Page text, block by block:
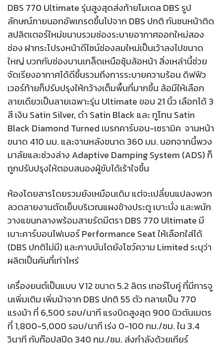
DBS 770 Ultimate รุ่นสูงสุดส่งท้ายโมเดล DBS รูป
ลักษณ์ภายนอกอัพเกรดขึ้นไปจาก DBS ปกติ กันชนหน้าติด
สปลิตเตอร์ใหม่ขนาบรวมช่องระบายอากาศออกใหม่สอง
ช่อง ฝากระโปรงหน้าดีไซน์ช่องลมใหม่เป็นเว้าลงไปขนาด
ใหญ่ บวกกับช่องบานเกล็ดเหนือซุ้มล้อหน้า สิ่งเหล่านี้ช่วย
จัดเรียงอากาศได้ดีขึ้นรวมถึงการระบายความร้อน ดิฟฟิว
เวอร์ท้ายก็ปรับปรุงให้กว้างเต็มพื้นที่มากขึ้น ล้อมีให้เลือก
ลายเดียวเป็นลายเฉพาะรุ่น Ultimate ขอบ 21 นิ้ว เลือกได้ 3
สี เงิน Satin Silver, ดำ Satin Black และ ทูโทน Satin
Black Diamond Turned เบรกคาร์บอน-เซรามิค จานหน้า
ขนาด 410 มม. และจานหลังขนาด 360 มม. นอกจากนี้พวง
มาลัยและช่วงล่าง Adaptive Damping System (ADS) ก็
ถูกปรับปรุงให้ตอบสนองผู้ขับได้เร้าใจขึ้น
ห้องโดยสารโดยรวมยังเหมือนเดิม แต่จะเปลี่ยนแปลงพวก
ลวดลายงานตัดเย็บบริเวณแผงข้างประตู เบาะนั่ง และพนัก
วางแขนกลางพร้อมสายรัดมีตรา DBS 770 Ultimate มี
เบาะคาร์บอนไฟเบอร์ Performance Seat ให้เลือกใส่ได้
(DBS ปกติไม่มี) และกาบบันไดยังโชว์ความ Limited ระบุว่า
ผลิตเป็นคันที่เท่าไหร่
เครื่องยนต์เป็นแบบ V12 ขนาด 5.2 ลิตร เทอร์โบคู่ ที่มีการจู
นเพิ่มเติม เพิ่มม้าจาก DBS ปกติ 55 ตัว กลายเป็น 770
แรงม้า ที่ 6,500 รอบ/นาที แรงบิดสูงสุด 900 นิวตันเมตร
ที่ 1,800-5,000 รอบ/นาที เร่ง 0-100 กม./ชม. ใน 3.4
วินาที กับท๊อปสปีด 340 กม./ชม. ส่งกำลังด้วยเกียร์